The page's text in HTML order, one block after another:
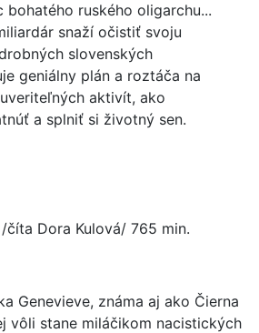
ruského oligarchu...
snaží očistiť svoju
slovenských
geniálny plán a roztáča na
aktivít, ako
a splniť si životný sen.
číta Dora Kulová/ 765 min.
Genevieve, známa aj ako Čierna
vôli stane miláčikom nacistických